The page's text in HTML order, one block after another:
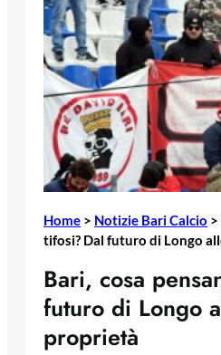
Home > Notizie Bari Calcio >
tifosi? Dal futuro di Longo
Bari, cosa
futuro di Longo
proprietà